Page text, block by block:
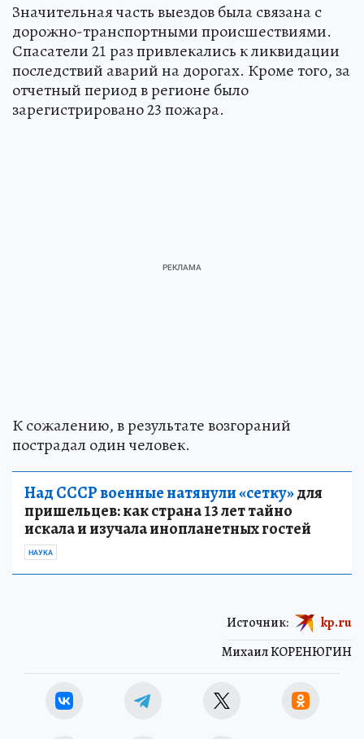
Значительная часть выездов была связана с
дорожно-транспортными происшествиями.
Спасатели 21 раз привлекались к ликвидации
последствий аварий на дорогах. Кроме того, за
отчетный период в регионе было
зарегистрировано 23 пожара.
К сожалению, в результате возгораний
пострадал один человек.
Над СССР военные натянули «сетку»для
пришельцев: как страна 13 лет тайно
искала и изучала инопланетных гостей
НАУКА
Михаил КОРЕНЮГИН
Источник: kp.ru